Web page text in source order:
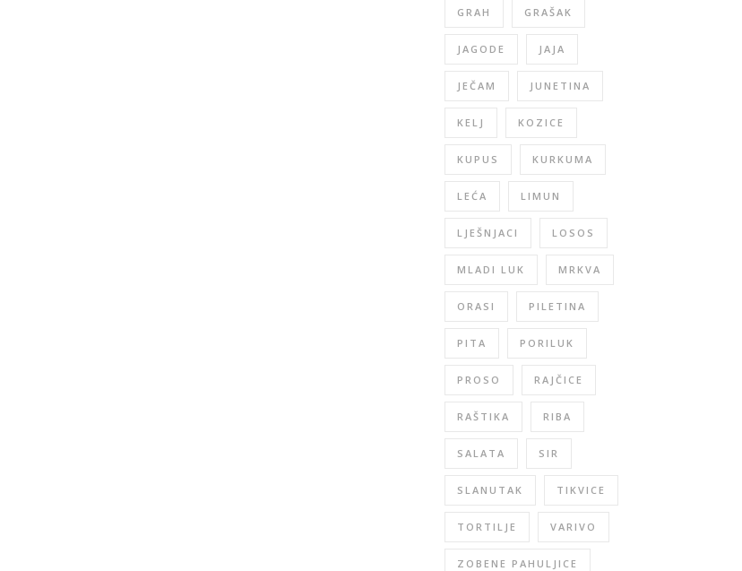
GRAH GRAŠAK
JAGODE JAJA
JEČAM JUNETINA
KELJ KOZICE
KUPUS KURKUMA
LEĆA LIMUN
LJEŠNJACI LOSOS
MLADI LUK MRKVA
ORASI PILETINA
PITA PORILUK
PROSO RAJČICE
RAŠTIKA RIBA
SALATA SIR
SLANUTAK TIKVICE
TORTILJE VARIVO
ZOBENE PAHULJICE